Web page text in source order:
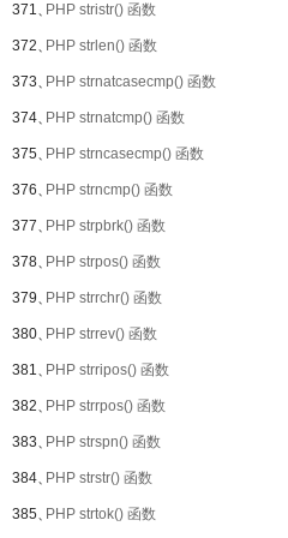
371、PHP stristr() 函数
372、PHP strlen() 函数
373、PHP strnatcasecmp() 函数
374、PHP strnatcmp() 函数
375、PHP strncasecmp() 函数
376、PHP strncmp() 函数
377、PHP strpbrk() 函数
378、PHP strpos() 函数
379、PHP strrchr() 函数
380、PHP strrev() 函数
381、PHP strripos() 函数
382、PHP strrpos() 函数
383、PHP strspn() 函数
384、PHP strstr() 函数
385、PHP strtok() 函数